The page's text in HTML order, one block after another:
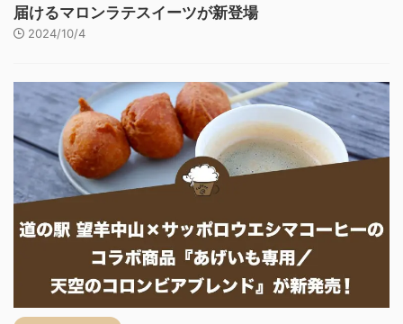
届けるマロンラテスイーツが新登場
2024/10/4